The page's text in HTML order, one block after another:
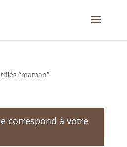
“maman”
correspond à votre